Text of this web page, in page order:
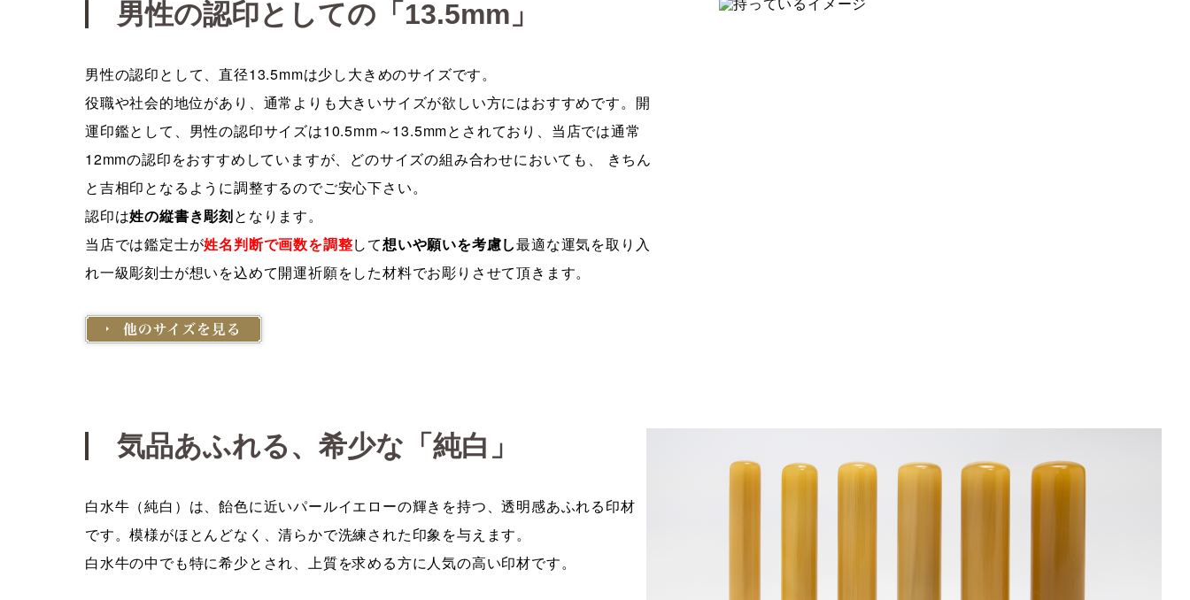
男性の認印としての「13.5mm」
男性の認印として、直径13.5mmは少し大きめのサイズです。
役職や社会的地位があり、通常よりも大きいサイズが欲しい方にはおすすめです。開
運印鑑として、男性の認印サイズは10.5mm～13.5mmとされており、当店では通常
12mmの認印をおすすめしていますが、どのサイズの組み合わせにおいても、 きちん
と吉相印となるように調整するのでご安心下さい。
認印は姓の縦書き彫刻となります。
当店では鑑定士が姓名判断で画数を調整して想いや願いを考慮し最適な運気を取り入
れ一級彫刻士が想いを込めて開運祈願をした材料でお彫りさせて頂きます。
気品あふれる、希少な「純白」
白水牛（純白）は、飴色に近いパールイエローの輝きを持つ、透明感あふれる印材
です。模様がほとんどなく、清らかで洗練された印象を与えます。
白水牛の中でも特に希少とされ、上質を求める方に人気の高い印材です。